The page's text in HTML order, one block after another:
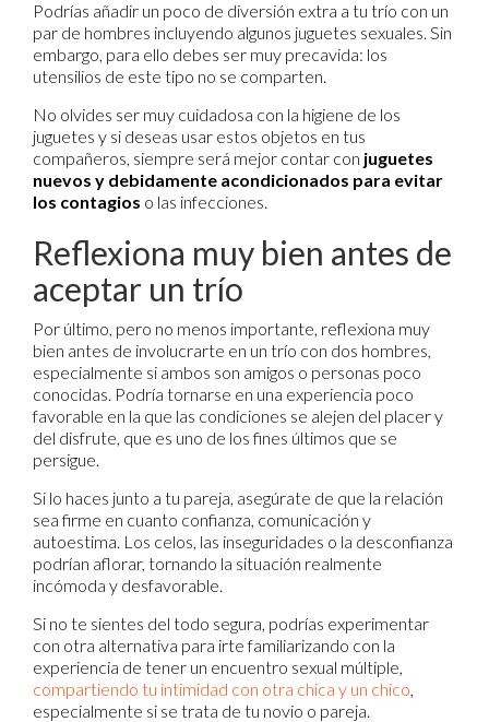
Podrías añadir un poco de diversión extra a tu trío con un
par de hombres incluyendo algunos juguetes sexuales. Sin
embargo, para ello debes ser muy precavida: los
utensilios de este tipo no se comparten.
No olvides ser muy cuidadosa con la higiene de los
juguetes y si deseas usar estos objetos en tus
compañeros, siempre será mejor contar con juguetes
nuevos y debidamente acondicionados para evitar
los contagios o las infecciones.
Reflexiona muy bien antes de
aceptar un trío
Por último, pero no menos importante, reflexiona muy
bien antes de involucrarte en un trío con dos hombres,
especialmente si ambos son amigos o personas poco
conocidas. Podría tornarse en una experiencia poco
favorable en la que las condiciones se alejen del placer y
del disfrute, que es uno de los fines últimos que se
persigue.
Si lo haces junto a tu pareja, asegúrate de que la relación
sea firme en cuanto confianza, comunicación y
autoestima. Los celos, las inseguridades o la desconfianza
podrían aflorar, tornando la situación realmente
incómoda y desfavorable.
Si no te sientes del todo segura, podrías experimentar
con otra alternativa para irte familiarizando con la
experiencia de tener un encuentro sexual múltiple,
compartiendo tu intimidad con otra chica y un chico,
especialmente si se trata de tu novio o pareja.